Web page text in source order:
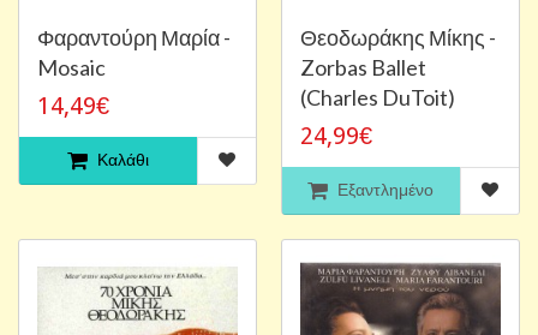
Φαραντούρη Μαρία -
Mosaic
14,49€
Καλάθι
Θεοδωράκης Μίκης -
Zorbas Ballet
(Charles DuToit)
24,99€
Εξαντλημένο